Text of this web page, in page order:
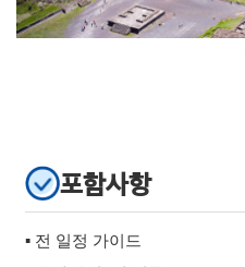
포함사항
▪ 전 일정 가이드